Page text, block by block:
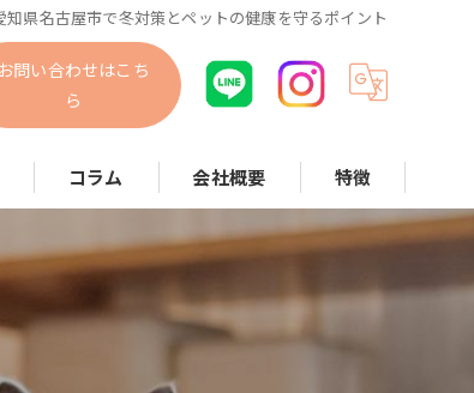
県名古屋市で冬対策とペットの健康を守るポイント
お問い合わせはこち
ら
コラム 会社概要 特徴